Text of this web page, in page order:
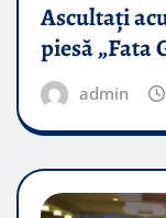
Ascultați
piesă „Fata
admin